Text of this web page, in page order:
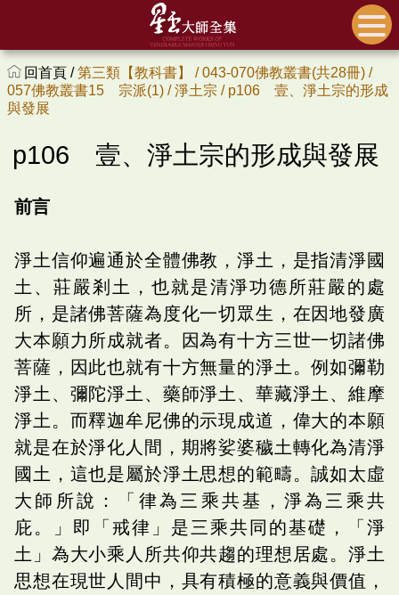
回首頁 /第三類【教科書】 /043-070佛教叢書(共28冊) /
057佛教叢書15 宗派(1) /淨土宗 / p106 壹、淨土宗的形成
與發展
p106 壹、淨土宗的形成與發展
前言
淨土信仰遍通於全體佛教，淨土，是指清淨國
土、莊嚴剎土，也就是清淨功德所莊嚴的處
所，是諸佛菩薩為度化一切眾生，在因地發廣
大本願力所成就者。因為有十方三世一切諸佛
菩薩，因此也就有十方無量的淨土。例如彌勒
淨土、彌陀淨土、藥師淨土、華藏淨土、維摩
淨土。而釋迦牟尼佛的示現成道，偉大的本願
就是在於淨化人間，期將娑婆穢土轉化為清淨
國土，這也是屬於淨土思想的範疇。誠如太虛
大師所說：「律為三乘共基，淨為三乘共
庇。」即「戒律」是三乘共同的基礎，「淨
土」為大小乘人所共仰共趨的理想居處。淨土
思想在現世人間中，具有積極的意義與價值，